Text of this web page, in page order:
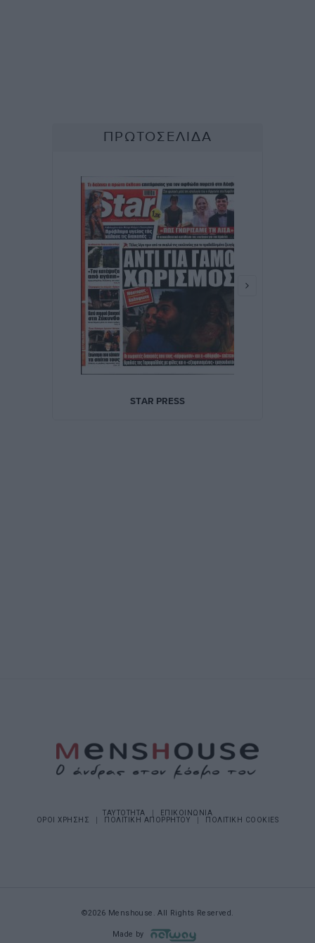
ΤΑΥΤΟΤΗΤΑ
ΕΠΙΚΟΙΝΩΝΙΑ
ΟΡΟΙ ΧΡΗΣΗΣ
ΠΟΛΙΤΙΚΗ ΑΠΟΡΡΗΤΟΥ ΠΟΛΙΤΙΚΗ COOKIES
©2026 Menshouse. All Rights Reserved.
Made by